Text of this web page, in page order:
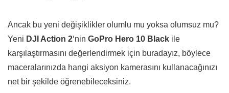
Ancak bu yeni değişiklikler olumlu mu yoksa olumsuz mu?
Yeni DJI Action 2‘nin GoPro Hero 10 Black ile
karşılaştırmasını değerlendirmek için buradayız, böylece
maceralarınızda hangi aksiyon kamerasını kullanacağınızı
net bir şekilde öğrenebileceksiniz.